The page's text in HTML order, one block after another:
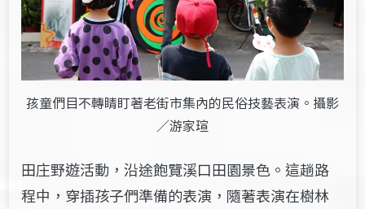
孩童們目不轉睛盯著老街市集內的民俗技藝表演。攝影
／游家瑄
田庄野遊活動，沿途飽覽溪口田園景色。這趟路
程中，穿插孩子們準備的表演，隨著表演在樹林